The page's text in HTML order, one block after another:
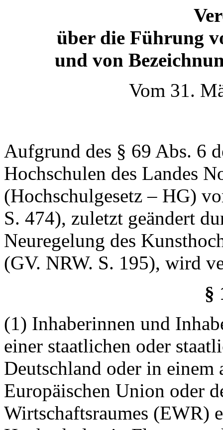
über die Führung
und von
Vom 31.
Aufgrund des § 69 Abs. 6
Hochschulen des Landes
(Hochschulgesetz – HG)
S. 474), zuletzt geändert
Neuregelung des
(GV. NRW. S. 195), wird
§
(1) Inhaberinnen und
einer staatlichen oder
Deutschland oder in
Europäischen Union oder
Wirtschaftsraumes (EWR)